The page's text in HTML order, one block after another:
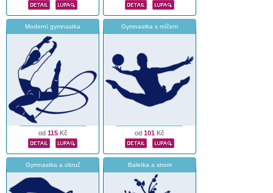
Moderní gymnastka
od 115Kč
Gymnastka s míčem
od 101 Kč
Gymnastka a obruč Baletka a strom